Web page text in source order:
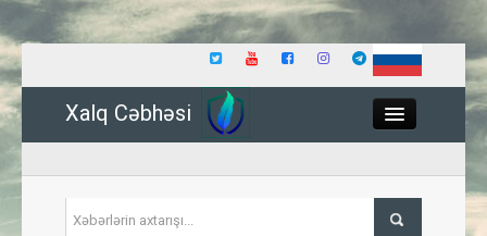
Xalq Cəbhəsi